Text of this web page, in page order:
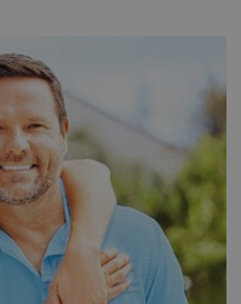
do svého života